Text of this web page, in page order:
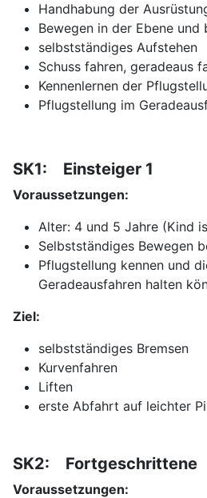
Handhabung der
Bewegen in der Ebene und
selbstständiges Aufstehen
Schuss fahren, geradeaus
Kennenlernen der
Pflugstellung im
SK1: Einsteiger 1
Voraussetzungen:
Alter: 4 und 5 Jahre (Kind
Selbstständiges Bewegen
Pflugstellung kennen und
Geradeausfahren halten
Ziel:
selbstständiges Bremsen
Kurvenfahren
Liften
erste Abfahrt auf leichter
SK2: Fortgeschrittene
Voraussetzungen: